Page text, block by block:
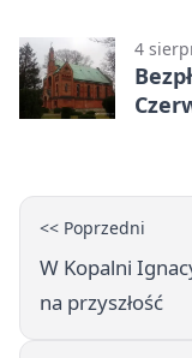
4
<< Poprzedni
W Kopalni
na przyszłość